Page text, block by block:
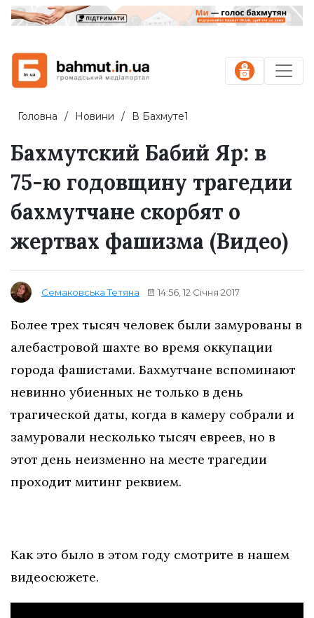
Головна Новини В Бахмуте1
Бахмутский Бабий Яр: в
75-ю годовщину трагедии
бахмутчане скорбят о
жертвах фашизма (Видео)
Семаковська Тетяна 14:56, 12 Січня 2017
Более трех тысяч человек были замурованы в
алебастровой шахте во время оккупации
города фашистами. Бахмутчане вспоминают
невинно убиенных не только в день
трагической даты, когда в камеру собрали и
замуровали несколько тысяч евреев, но в
этот день неизменно на месте трагедии
проходит митинг реквием.
Как это было в этом году смотрите в нашем
видеосюжете.